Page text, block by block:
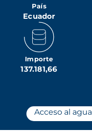
País
Ecuador
Importe
137.181,66
Acceso al